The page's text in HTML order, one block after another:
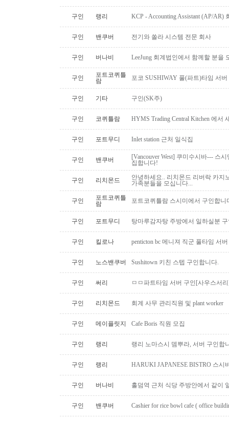
구인 랭리 KCP - Accounting Assistant (AP/
구인 밴쿠버 전기와 쏠라 시스템 전문 회사
구인 버나비 LeeJung 회계법인에서 함께할 분을
구인
포트코퀴틀
람
포코 SUSHIWAY 풀(파트)타임 서버
구인 기타 구인(SK주)
구인 코퀴틀람 HYMS Trading Central Kitchen 에
구인 포트무디 Inlet station 근처 일식집
구인 밴쿠버
[Vancouver West] 쿠미수시바--- 스
집합니다!
구인 리치몬드
안녕하세요.. 리치몬드 리버락 카지
가족분들을 모십니다...
구인
포트코퀴틀
람
포트코퀴틀람 스시미에서 구인합니
구인 포트무디 탕마루감자탕 주방에서 일하실분
구인 킬로나 penticton bc 메니져 직군 풀타임 서
구인 노스밴쿠버 Sushitown 키친 스텝 구인합니다.
구인 써리 ㅁㅁ파트타임 서버 구인[사우스서
구인 리치몬드 회계 사무 관리직원 및 plant worker
구인 메이플릿지 Cafe Boris 직원 모집
구인 랭리 랭리 노마스시 뎀뿌라, 서버 구인합
구인 랭리 HARUKI JAPANESE BISTRO 스시
구인 버나비 홀덤역 근처 식당 주방안에서 같이
구인 밴쿠버 Cashier for rice bowl cafe ( office